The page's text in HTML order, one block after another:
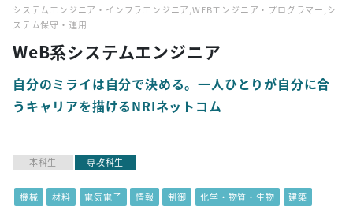
WeB系システムエンジニア
システムエンジニア・インフラエンジニア,WEBエンジニア・プログラマー,シ
ステム保守・運用
自分のミライは自分で決める。一人ひとりが自分に合
うキャリアを描けるNRIネットコム
本科生 専攻科生
機械 材料 電気電子 情報 制御 化学・物質・生物
建築